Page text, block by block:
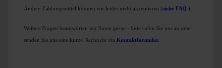
Andere Zahlungsmittel können wir leider nicht akzeptieren (siehe FAQ ).
Weitere Fragen beantworten wir Ihnen gerne - bitte rufen Sie uns an oder
senden Sie uns eine kurze Nachricht via Kontaktformular.